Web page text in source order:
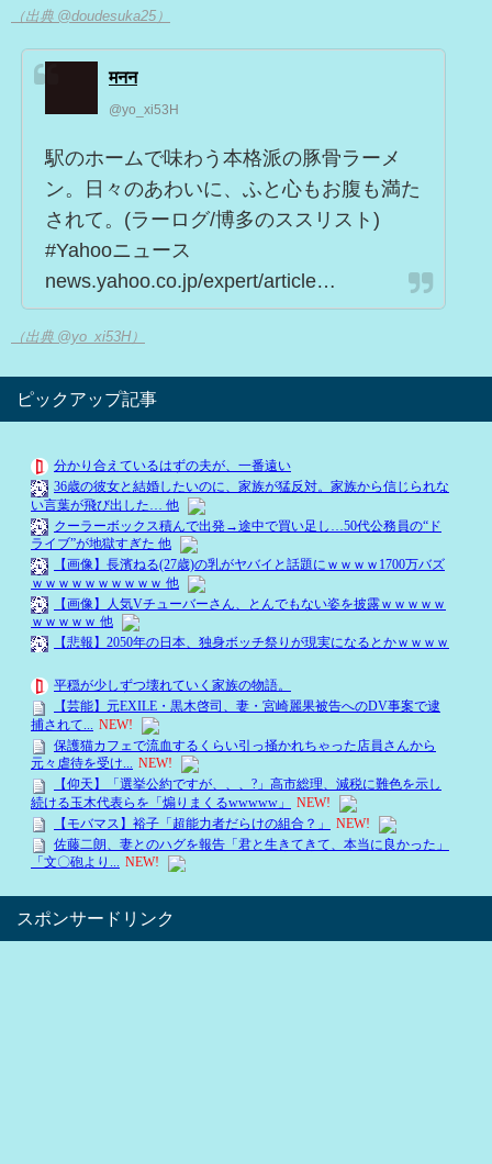
（出典 @doudesuka25）
मनन
@yo_xi53H
駅のホームで味わう本格派の豚骨ラーメ
ン。日々のあわいに、ふと心もお腹も満た
されて。(ラーログ/博多のススリスト)
#Yahooニュース
news.yahoo.co.jp/expert/article…
（出典 @yo_xi53H）
ピックアップ記事
スポンサードリンク